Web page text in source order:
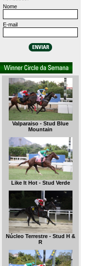
Nome
E-mail
Valparaiso - Stud Blue
Mountain
Like It Hot - Stud Verde
Núcleo Terrestre - Stud H &
R